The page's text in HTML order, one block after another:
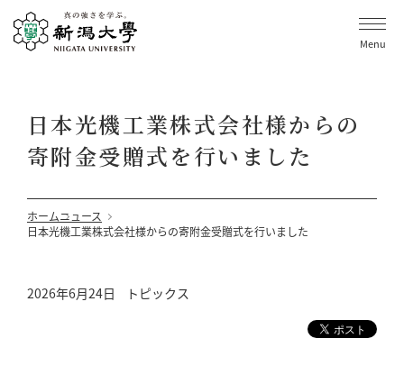
Menu
日本光機工業株式会社様からの
寄附金受贈式を行いました
ホームニュース
日本光機工業株式会社様からの寄附金受贈式を行いました
2026年6月24日 トピックス